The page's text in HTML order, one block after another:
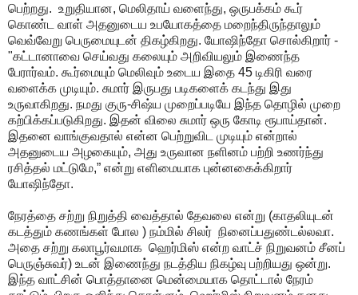
பெற்றது. உறுதியான, மெலிதாய் வளைந்து, ஒருபக்கம் கூர்
கொண்ட வாள் அதனுடைய உபயோகத்தை மறைந்திருந்தாலும்
வெவ்வேறு பெருமையுடன் திகழ்கிறது. யோஷிந்தோ சொல்கிறார் -
"கட்டானாவை செய்வது கலையும் அறிவியலும் இணைந்த
பேரார்வம். கூர்மையும் மெலிவும் உடைய இதை 45 டிகிரி வரை
வளைக்க முடியும். சுமார் இருபது படிகளைக் கடந்து இது
உருவாகிறது. நமது குரு-சிஷ்ய முறைப்படியே இந்த தொழில் முறை
கற்பிக்கப்படுகிறது. இதன் விலை சுமார் ஒரு கோடி ரூபாய்தான்.
இதனை வாங்குவதால் என்ன பெற்றுவிட முடியும் என்றால்
அதனுடைய அழகையும், அது உருவான நளினம் பற்றி உணர்ந்து
ரசித்தல் மட்டுமே,” என்று எளிமையாக புன்னகைக்கிறார்
யோஷிந்தோ.
நேரத்தை சற்று நிறுத்தி வைத்தால் தேவலை என்று (காதலியுடன்
கடத்தும் கணங்கள் போல ) நம்மில் சிலர் நினைப்பதுண்டல்லவா.
அதை சற்று கலாபூர்வமாக ஹெர்மிஸ் என்ற வாட்ச் நிறுவனம் சீனப்
பெருஞ்சுவர்) உடன் இணைந்து நடத்திய நிகழ்வு பற்றியது ஒன்று.
இந்த வாட்சின் பொத்தானை மென்மையாக தொட்டால் நேரம்